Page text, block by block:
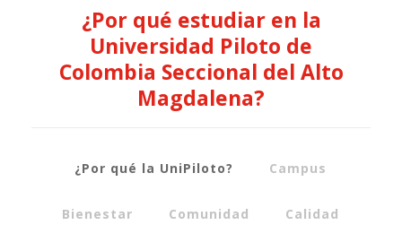
¿Por qué estudiar en la
Universidad Piloto de
Colombia Seccional del Alto
Magdalena?
¿Por qué la UniPiloto? Campus
Bienestar Comunidad Calidad